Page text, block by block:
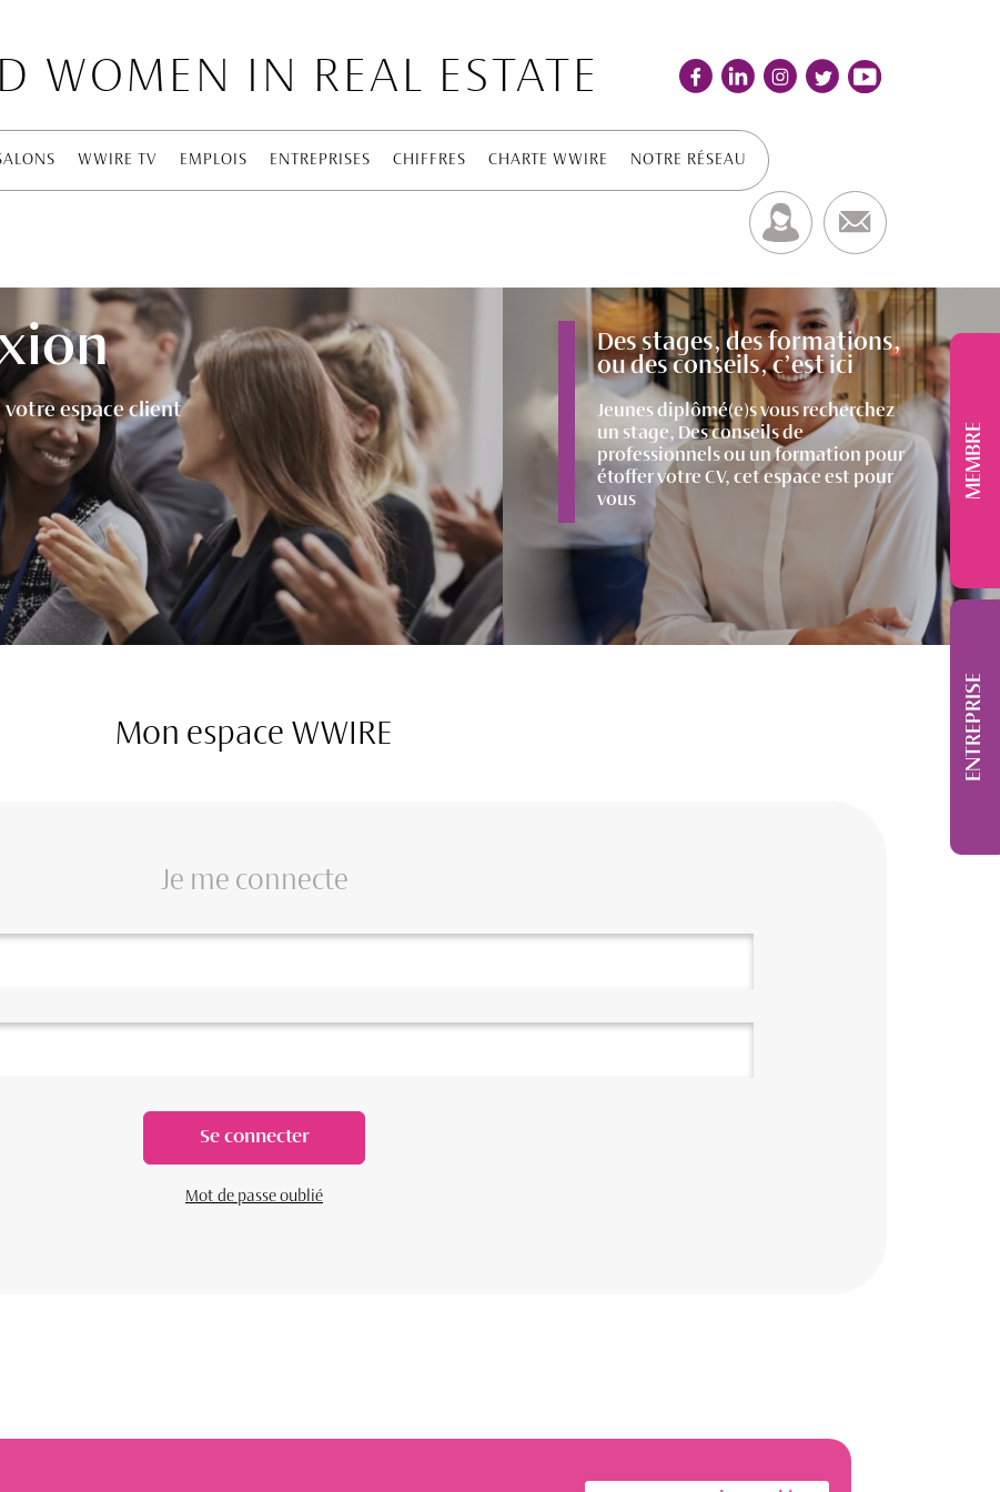
ENTREPRISE
MEMBRE
WOMEN IN REAL ESTATE
WWIRE TV EMPLOIS ENTREPRISES CHIFFRES CHARTE WWIRE NOTRE RÉSEAU
votre espace client
Des stages, des formations,
ou des conseils, c’est ici
Jeunes diplômé(e)s vous recherchez
un stage, Des conseils de
professionnels ou un formation pour
étoffer votre CV, cet espace est pour
vous
Mon espace WWIRE
Je me connecte
Se connecter
Mot de passe oublié